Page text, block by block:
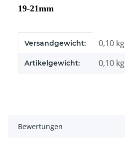
19-21mm
Produkteigenschaft
Wert
Versandgewicht: 0,10 kg
Artikelgewicht: 0,10 kg
Bewertungen